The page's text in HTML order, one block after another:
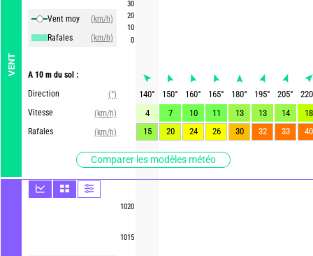
VENT
Vent moy
(km/h)
Rafales
(km/h)
A 10 m du sol :
Direction
(°)
Vitesse
(km/h)
Rafales
(km/h)
Comparer les modèles météo
30
20
10
0
1020
1015
140° 150° 160° 165° 180° 195° 205°
220
4
7 10 11 13 13 14
18
15
20 24 26 30 32 33 40